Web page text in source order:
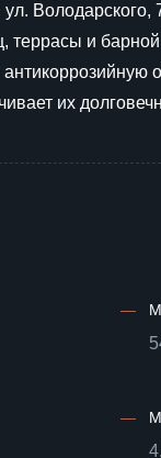
террасы и
их
—
—